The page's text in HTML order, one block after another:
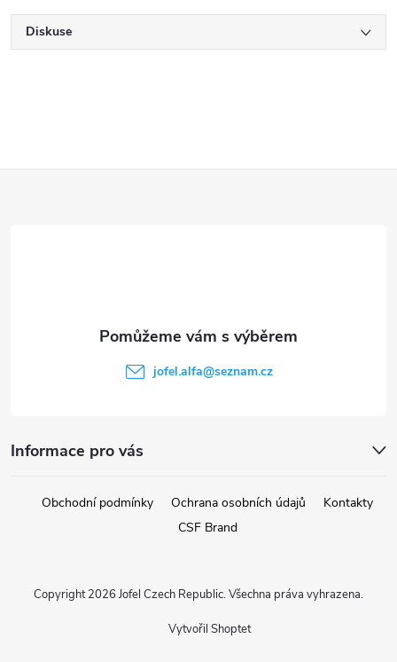
Diskuse
Informace pro vás
jofel.alfa@seznam.cz
Obchodní podmínky Ochrana osobních údajů
Kontakty
CSF Brand
Vytvořil Shoptet
Copyright 2026 Jofel Czech Republic. Všechna práva vyhrazena.